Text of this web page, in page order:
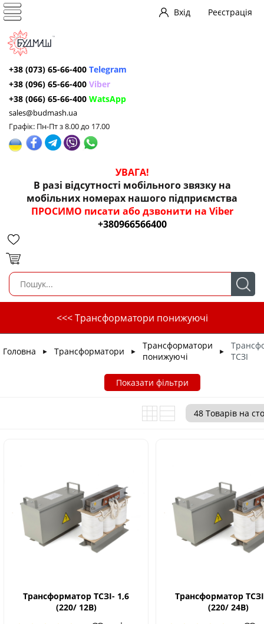
Вхід Реєстрація
+38 (073) 65-66-400 Telegram
+38 (096) 65-66-400 Viber
+38 (066) 65-66-400 WatsApp
sales@budmash.ua
Графік: Пн-Пт з 8.00 до 17.00
УВАГА!
В разі відсутності мобільного звязку на
мобільних номерах нашого підприємства
ПРОСИМО писати або дзвонити на Viber
+380966566400
<<< Трансформатори понижуючі
Головна ► Трансформатори ►
Трансформатори
понижуючі
►
ТСЗІ
Показати фільтри
Трансформатор ТСЗІ- 1,6
(220/ 12В)
Трансформатор
(220/ 24В)